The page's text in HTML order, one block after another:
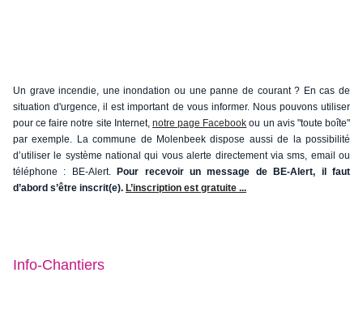
Un grave incendie, une inondation ou une panne de courant ? En cas de
situation d'urgence, il est important de vous informer. Nous pouvons utiliser
pour ce faire notre site Internet, notre page Facebook ou un avis "toute boîte"
par exemple. La commune de Molenbeek dispose aussi de la possibilité
d’utiliser le système national qui vous alerte directement via sms, email ou
téléphone : BE-Alert.
Pour recevoir un message de BE-Alert, il faut
d’abord s’être inscrit(e). L’inscription est gratuite ...
Info-Chantiers